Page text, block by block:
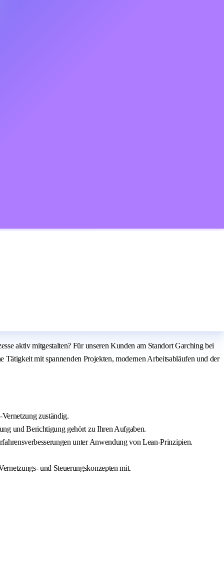
aktiv mitgestalten? Für unseren Kunden am Standort Garching bei
Tätigkeit mit spannenden Projekten, modernen Arbeitsabläufen und der
zuständig.
und Berichtigung gehört zu Ihren Aufgaben.
unter Anwendung von Lean-Prinzipien.
und Steuerungskonzepten mit.